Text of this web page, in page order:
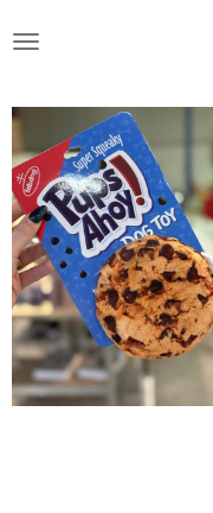
direct
hoofdinhoud